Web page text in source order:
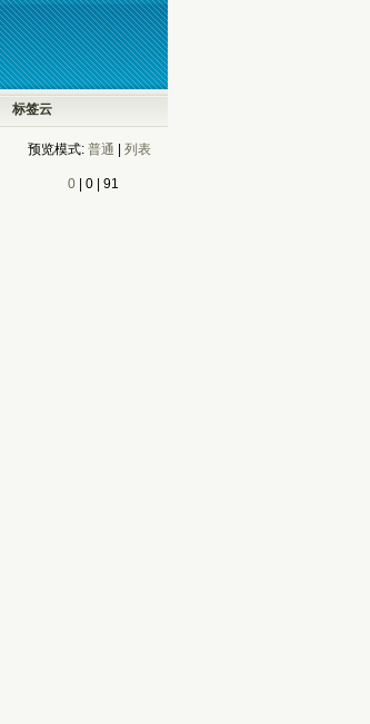
标签云
预览模式: 普通 列表
0| 0| 91